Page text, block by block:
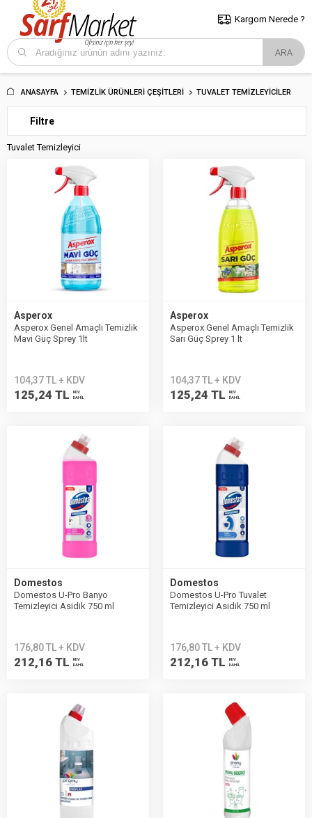
5000 TL ve Üzeri Alışverişlerde İstanbul İçi Kargo Bedava!
ve Trakya İçin Tıklayın..
Kargom Nerede ?
ANASAYFA TEMIZLIK ÜRÜNLERI ÇEŞITLERI TUVALET TEMIZLEYICILER
Filtre
Tuvalet Temizleyici
Asperox
Asperox Genel Amaçlı Temizlik
Mavi Güç Sprey 1lt
104,37 TL + KDV
125,24 TL
KDV
DAHİL
Asperox
Asperox Genel Amaçlı Temizlik
Sarı Güç Sprey 1 lt
104,37 TL + KDV
125,24 TL
KDV
DAHİL
Domestos
Domestos U-Pro Banyo
Temizleyici Asidik 750 ml
176,80 TL + KDV
212,16 TL
KDV
DAHİL
Domestos
Domestos U-Pro Tuvalet
Temizleyici Asidik 750 ml
176,80 TL + KDV
212,16 TL
KDV
DAHİL